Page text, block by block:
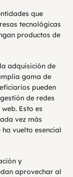
que
tecnológicas
productos de
adquisición de
gama de
pueden
de redes
Esto es
vez más
vuelto esencial
y
aprovechar al